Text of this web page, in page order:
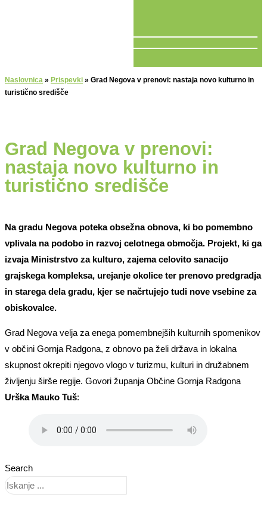
Naslovnica » Prispevki » Grad Negova v prenovi: nastaja novo kulturno in
turistično središče
Grad Negova v prenovi:
nastaja novo kulturno in
turistično središče
Na gradu Negova poteka obsežna obnova, ki bo pomembno
vplivala na podobo in razvoj celotnega območja. Projekt, ki ga
izvaja Ministrstvo za kulturo, zajema celovito sanacijo
grajskega kompleksa, urejanje okolice ter prenovo predgradja
in starega dela gradu, kjer se načrtujejo tudi nove vsebine za
obiskovalce.
Grad Negova velja za enega pomembnejših kulturnih spomenikov
v občini Gornja Radgona, z obnovo pa želi država in lokalna
skupnost okrepiti njegovo vlogo v turizmu, kulturi in družabnem
življenju širše regije. Govori županja Občine Gornja Radgona
Urška Mauko Tuš:
Search